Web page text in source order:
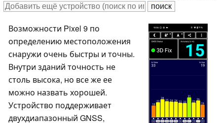
Возможности Pixel 9 по
определению местоположения
снаружи очень быстры и точны.
Внутри зданий точность не
столь высока, но все же ее
можно назвать хорошей.
Устройство поддерживает
двухдиапазонный GNSS,